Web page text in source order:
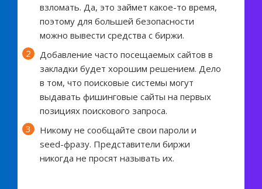
взломать. Да, это займет какое-то время,
поэтому для большей безопасности
можно вывести средства с биржи.
Добавление часто посещаемых сайтов в
закладки будет хорошим решением. Дело
в том, что поисковые системы могут
выдавать фишинговые сайты на первых
позициях поискового запроса.
Никому не сообщайте свои пароли и
seed-фразу. Представители биржи
никогда не просят называть их.